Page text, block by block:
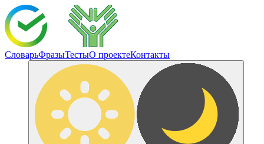
СловарьФразыТестыО проектеКонтакты